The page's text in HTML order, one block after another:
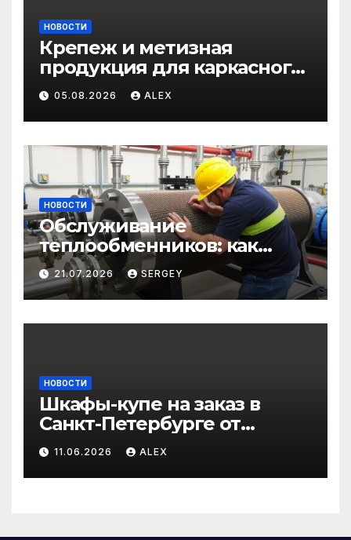
НОВОСТИ
Крепеж и метизная
продукция для каркасного
и загородного
строительства: от
саморезов до анкеров
05.08.2026 ALEX
НОВОСТИ
Обслуживание
теплообменников: как
сохранить эффективность
и избежать простоев
21.07.2026 SERGEY
НОВОСТИ
Шкафы-купе на заказ в
Санкт-Петербурге от
производителя по
доступным ценам
11.06.2026 ALEX